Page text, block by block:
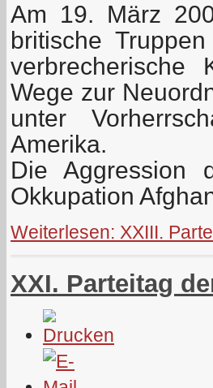
Am 19. März
britische
Wege zur
unter
Amerika.
Die Aggression
Okkupation
Weiterlesen: XXIII.
XXI. Parteitag